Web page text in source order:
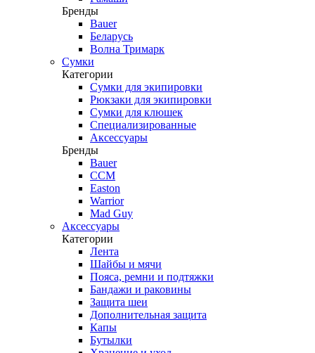
Бренды
Bauer
Беларусь
Волна Тримарк
Сумки
Категории
Сумки для экипировки
Рюкзаки для экипировки
Сумки для клюшек
Специализированные
Аксессуары
Бренды
Bauer
CCM
Easton
Warrior
Mad Guy
Аксессуары
Категории
Лента
Шайбы и мячи
Пояса, ремни и подтяжки
Бандажи и раковины
Защита шеи
Дополнительная защита
Капы
Бутылки